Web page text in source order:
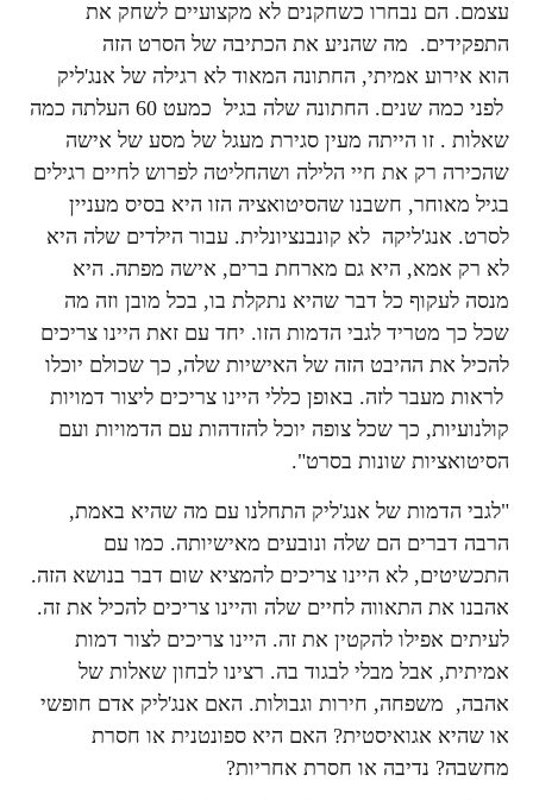
עצמם. הם נבחרו כשחקנים לא מקצועיים לשחק את
התפקידים. מה שהניע את הכתיבה של הסרט הזה
הוא אירוע אמיתי, החתונה המאוד לא רגילה של אנג'ליק
לפני כמה שנים. החתונה שלה בגיל כמעט 60 העלתה כמה
שאלות . זו הייתה מעין סגירת מעגל של מסע של אישה
שהכירה רק את חיי הלילה ושהחליטה לפרוש לחיים רגילים
בגיל מאוחר, חשבנו שהסיטואציה הזו היא בסיס מעניין
לסרט. אנג'ליקה לא קונבנציונלית. עבור הילדים שלה היא
לא רק אמא, היא גם מארחת ברים, אישה מפתה. היא
מנסה לעקוף כל דבר שהיא נתקלת בו, בכל מובן וזה מה
שכל כך מטריד לגבי הדמות הזו. יחד עם זאת היינו צריכים
להכיל את ההיבט הזה של האישיות שלה, כך שכולם יוכלו
לראות מעבר לזה. באופן כללי היינו צריכים ליצור דמויות
קולנועיות, כך שכל צופה יוכל להזדהות עם הדמויות ועם
הסיטואציות שונות בסרט".
"לגבי הדמות של אנג'ליק התחלנו עם מה שהיא באמת,
הרבה דברים הם שלה ונובעים מאישיותה. כמו עם
התכשיטים, לא היינו צריכים להמציא שום דבר בנושא הזה.
אהבנו את התאווה לחיים שלה והיינו צריכים להכיל את זה.
לעיתים אפילו להקטין את זה. היינו צריכים לצור דמות
אמיתית, אבל מבלי לבגוד בה. רצינו לבחון שאלות של
אהבה, משפחה, חירות וגבולות. האם אנג'ליק אדם חופשי
או שהיא אגואיסטית? האם היא ספונטנית או חסרת
מחשבה? נדיבה או חסרת אחריות?